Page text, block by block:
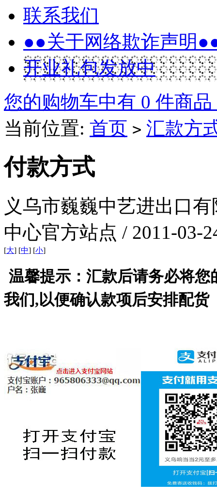
联系我们
●●关于网络欺诈声明
开业礼包发放中
您的购物车中有 0 件商
当前位置: 首页 > 汇款方
付款方式
义乌市巍巍中艺进出口
中心官方站点 / 2011-03-
[大] [中] [小]
温馨提示： 汇款后请务必将您
我们,以便确认款项后安排配货